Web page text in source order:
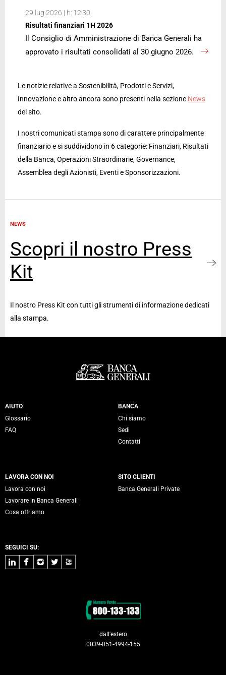
29 lug 2026 | h: 12:30
Risultati finanziari 1H 2026
Il Consiglio di Amministrazione di Banca Generali ha
approvato i risultati consolidati al 30 giugno 2026.
Le notizie relative a Sostenibilità, Prodotti e Servizi,
Innovazione e altro ancora sono presenti nella sezione News
del sito.
I nostri comunicati stampa sono di carattere principalmente
finanziario e si suddividono in 6 categorie: Finanziari, Risultati
della Banca, Operazioni Straordinarie, Governance,
Assemblea degli Azionisti, Eventi e Sponsorizzazioni.
NEWS
Scopri il nostro Press
Kit
Il nostro Press Kit con tutti gli strumenti di informazione dedicati
alla stampa.
Servizi Banca Generali
AIUTO
Glossario
FAQ
BANCA
Chi siamo
Sedi
Contatti
LAVORA CON NOI
Lavora con noi
Lavorare in Banca Generali
Cosa offriamo
SITO CLIENTI
Banca Generali Private
SEGUICI SU:
LinkedInFacebook
Instagram
TwitterYoutube
dall'estero
0039-051-4994-155